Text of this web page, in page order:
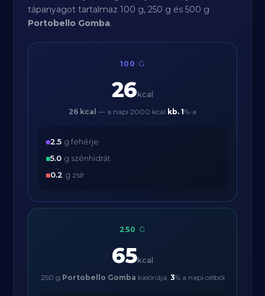
tápanyagot tartalmaz 100 g, 250 g és 500 g
Portobello Gomba.
100 G
26 kcal
26 kcal — a napi 2000 kcal kb. 1%-a
2.5 g fehérje
5.0 g szénhidrát
0.2 g zsír
250 G
65kcal
250 g Portobello Gomba kalóriája: 3% a napi célból